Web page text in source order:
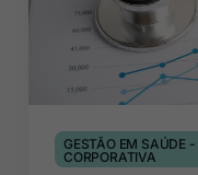
GESTÃO EM SAÚDE -
CORPORATIVA